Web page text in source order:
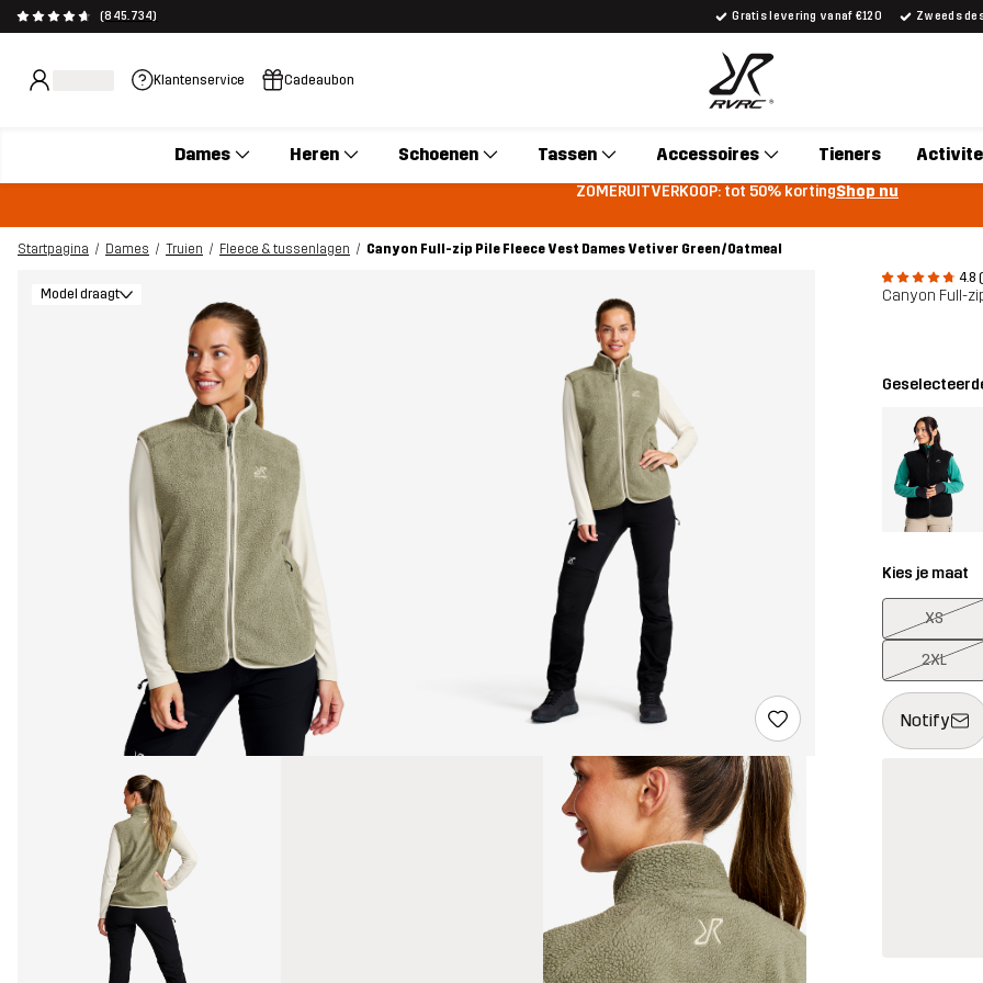
(845.734) Gratis levering vanaf €120 Zweeds
Klantenservice Cadeaubon
Dames Heren Schoenen Tassen Accessoires Tieners
ZOMERUITVERKOOP: tot 50% kortingShop nu
Startpagina Dames Truien Fleece & tussenlagen
Canyon Full-zip Pile Fleece Vest Dames Vetiver Green/Oatmeal
4.8
Canyon Full-
Model draagt
Kies je maat
XS
2XL
Notify
Deze knop
{{size}} niet